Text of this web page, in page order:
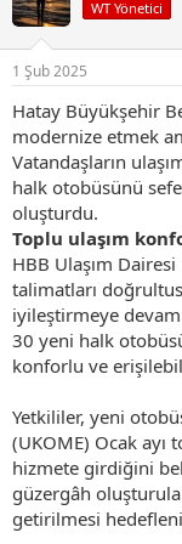
l
WT Yönetici
1 Şub 2025
Hatay Büyükşehir
modernize etmek
Vatandaşların
halk otobüsünü
oluşturdu.
Toplu ulaşım
HBB Ulaşım
talimatları
iyileştirmeye
30 yeni halk
konforlu ve
Yetkililer, yeni
(UKOME) Ocak ayı
hizmete girdiğini
güzergâh
getirilmesi